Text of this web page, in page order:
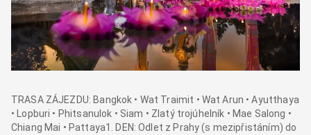
TRASA ZÁJEZDU: Bangkok • Wat Traimit • Wat Arun • Ayutthaya
• Lopburi • Phitsanulok • Siam • Zlatý trojúhelník • Mae Salong •
Chiang Mai • Pattaya1. DEN: Odlet z Prahy (s mezipřistáním) do